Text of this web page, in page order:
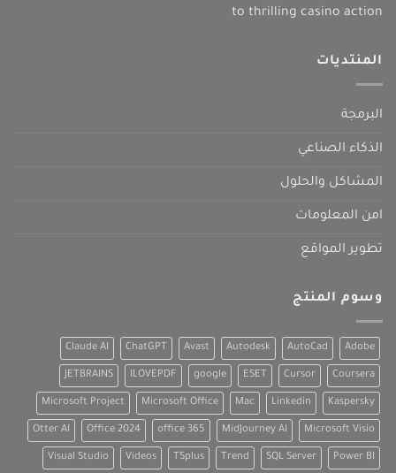
to thrilling casino action
المنتديات
البرمجة
الذكاء الصناعي
المشاكل والحلول
امن المعلومات
تطوير المواقع
وسوم المنتج
Adobe
AutoCad
Autodesk
Avast
ChatGPT
Claude AI
Coursera
Cursor
ESET
google
ILOVEPDF
JETBRAINS
Kaspersky
Linkedin
Mac
Microsoft Office
Microsoft Project
Microsoft Visio
MidJourney AI
office 365
Office 2024
Otter AI
Power BI
SQL Server
Trend
TSplus
Videos
Visual Studio